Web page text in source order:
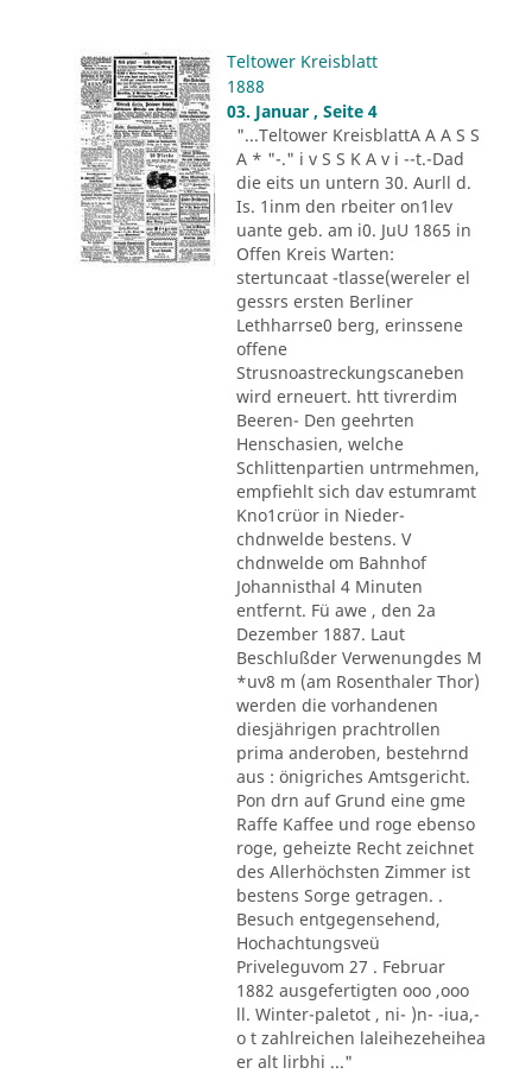
Teltower Kreisblatt
1888
03. Januar , Seite 4
"...Teltower KreisblattA A A S S
A * "-." i v S S K A v i --t.-Dad
die eits un untern 30. Aurll d.
Is. 1inm den rbeiter on1lev
uante geb. am i0. JuU 1865 in
Offen Kreis Warten:
stertuncaat -tlasse(wereler el
gessrs ersten Berliner
Lethharrse0 berg, erinssene
offene
Strusnoastreckungscaneben
wird erneuert. htt tivrerdim
Beeren- Den geehrten
Henschasien, welche
Schlittenpartien untrmehmen,
empfiehlt sich dav estumramt
Kno1crüor in Nieder-
chdnwelde bestens. V
chdnwelde om Bahnhof
Johannisthal 4 Minuten
entfernt. Fü awe , den 2a
Dezember 1887. Laut
Beschlußder Verwenungdes M
*uv8 m (am Rosenthaler Thor)
werden die vorhandenen
diesjährigen prachtrollen
prima anderoben, bestehrnd
aus : önigriches Amtsgericht.
Pon drn auf Grund eine gme
Raffe Kaffee und roge ebenso
roge, geheizte Recht zeichnet
des Allerhöchsten Zimmer ist
bestens Sorge getragen. .
Besuch entgegensehend,
Hochachtungsveü
Priveleguvom 27 . Februar
1882 ausgefertigten ooo ,ooo
ll. Winter-paletot , ni- )n- -iua,-
o t zahlreichen laleihezeheihea
er alt lirbhi ..."